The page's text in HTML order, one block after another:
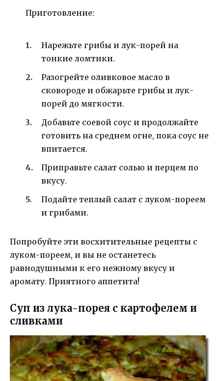
Приготовление:
Нарежьте грибы и лук-порей на
тонкие ломтики.
Разогрейте оливковое масло в
сковороде и обжарьте грибы и лук-
порей до мягкости.
Добавьте соевой соус и продолжайте
готовить на среднем огне, пока соус не
впитается.
Приправьте салат солью и перцем по
вкусу.
Подайте теплый салат с луком-пореем
и грибами.
Попробуйте эти восхитительные рецепты с
луком-пореем, и вы не останетесь
равнодушными к его нежному вкусу и
аромату. Приятного аппетита!
Суп из лука-порея с картофелем и
сливками